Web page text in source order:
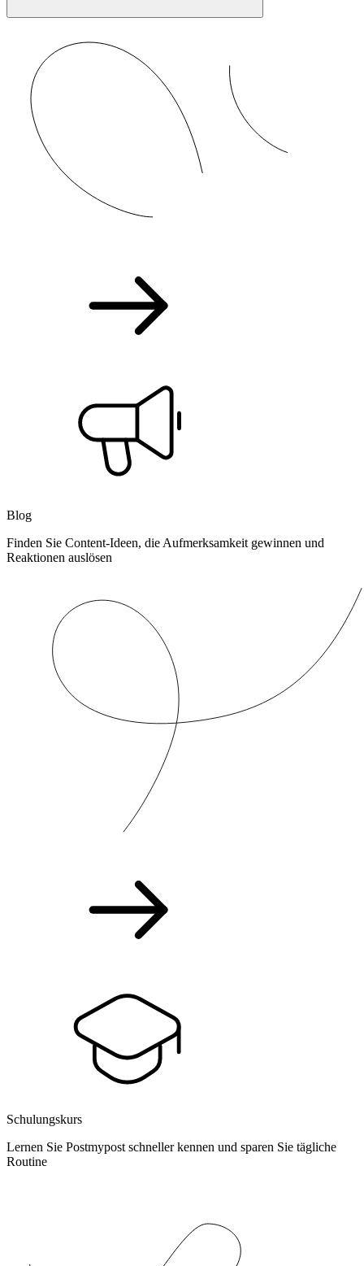
Blog
Finden Sie Content-Ideen, die Aufmerksamkeit gewinnen und
Reaktionen auslösen
Schulungskurs
Lernen Sie Postmypost schneller kennen und sparen Sie tägliche
Routine